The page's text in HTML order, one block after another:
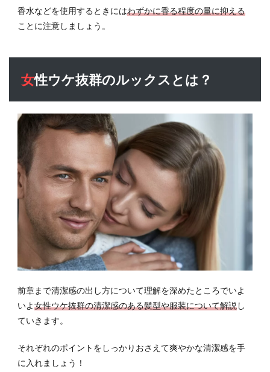
香水などを使用するときにはわずかに香る程度の量に抑える
ことに注意しましょう。
女性ウケ抜群のルックスとは？
前章まで清潔感の出し方について理解を深めたところでいよ
いよ女性ウケ抜群の清潔感のある髪型や服装について解説し
ていきます。
それぞれのポイントをしっかりおさえて爽やかな清潔感を手
に入れましょう！